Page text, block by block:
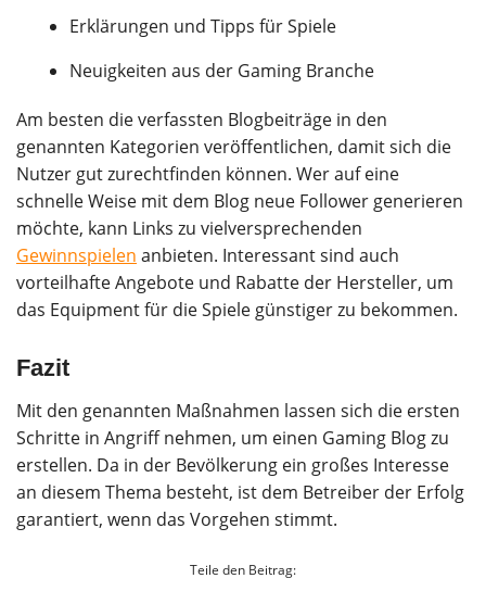
Erklärungen und Tipps für Spiele
Neuigkeiten aus der Gaming Branche
Am besten die verfassten Blogbeiträge in den
genannten Kategorien veröffentlichen, damit sich die
Nutzer gut zurechtfinden können. Wer auf eine
schnelle Weise mit dem Blog neue Follower generieren
möchte, kann Links zu vielversprechenden
Gewinnspielen anbieten. Interessant sind auch
vorteilhafte Angebote und Rabatte der Hersteller, um
das Equipment für die Spiele günstiger zu bekommen.
Fazit
Mit den genannten Maßnahmen lassen sich die ersten
Schritte in Angriff nehmen, um einen Gaming Blog zu
erstellen. Da in der Bevölkerung ein großes Interesse
an diesem Thema besteht, ist dem Betreiber der Erfolg
garantiert, wenn das Vorgehen stimmt.
Teile den Beitrag: